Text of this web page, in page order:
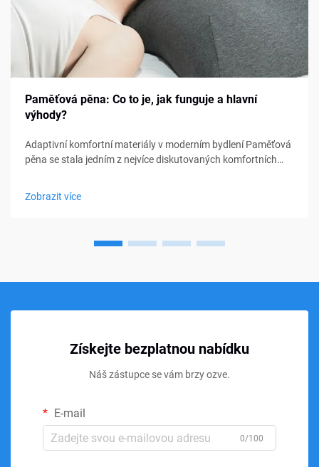
Paměťová pěna: Co to je, jak funguje a hlavní
výhody?
Adaptivní komfortní materiály v moderním bydlení Paměťová
pěna se stala jedním z nejvíce diskutovaných komfortních
Zobrazit více
Získejte bezplatnou nabídku
Náš zástupce se vám brzy ozve.
E-mail
0/100